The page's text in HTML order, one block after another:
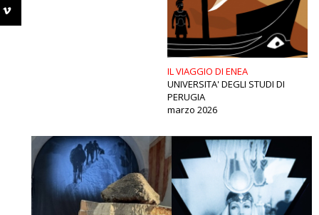
IL VIAGGIO DI ENEA
UNIVERSITA' DEGLI STUDI DI
PERUGIA
marzo 2026